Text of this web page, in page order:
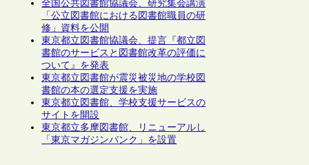
全国公共図書館協議会、研究集会講演
「公立図書館における図書館職員の研
修」資料を公開
東京都立図書館協議会、提言『都立図
書館のサービスと図書館改革の評価に
ついて』を発表
東京都立図書館が震災被災地の学校図
書館の本の選定支援を実施
東京都立図書館、学校支援サービスの
サイトを開設
東京都立多摩図書館、リニューアルし
「東京マガジンバンク」を設置